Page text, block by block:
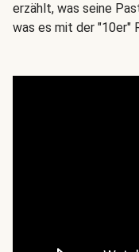
erzählt, was seine
was es mit der "10er"